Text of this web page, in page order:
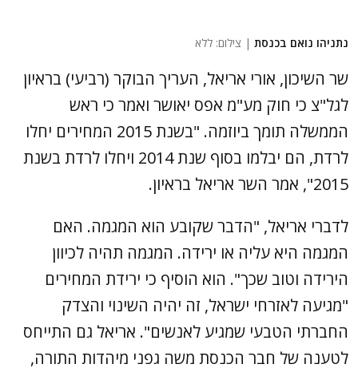
נתניהו נואם בכנסת | צילום: ללא
שר השיכון, אורי אריאל, העריך הבוקר (רביעי) בראיון
לגל"צ כי חוק מע"מ אפס יאושר ואמר כי ראש
הממשלה תומך ביוזמה. "בשנת 2015 המחירים יחלו
לרדת, הם יבלמו בסוף שנת 2014 ויחלו לרדת בשנת
2015", אמר השר אריאל בראיון.
לדברי אריאל, "הדבר שקובע הוא המגמה. האם
המגמה היא עליה או ירידה. המגמה תהיה לכיוון
הירידה וטוב שכך". הוא הוסיף כי ירידת המחירים
"מגיעה לאזרחי ישראל, זה יהיה השינוי והצדק
החברתי הטבעי שמגיע לאנשים". אריאל גם התייחס
לטענה של חבר הכנסת משה גפני מיהדות התורה,